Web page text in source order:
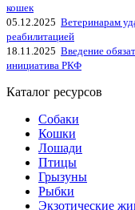
кошек
05.12.2025 Ветеринарам
реабилитацией
18.11.2025 Введение
инициатива РКФ
Каталог ресурсов
Собаки
Кошки
Лошади
Птицы
Грызуны
Рыбки
Экзотические